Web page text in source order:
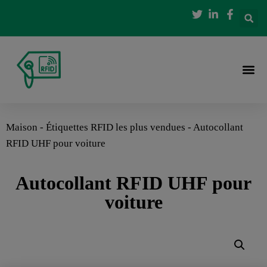
Maison - Étiquettes RFID les plus vendues - Autocollant
RFID UHF pour voiture
Autocollant RFID UHF pour
voiture